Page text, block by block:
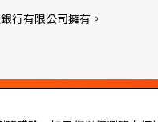
行有限公司擁有。